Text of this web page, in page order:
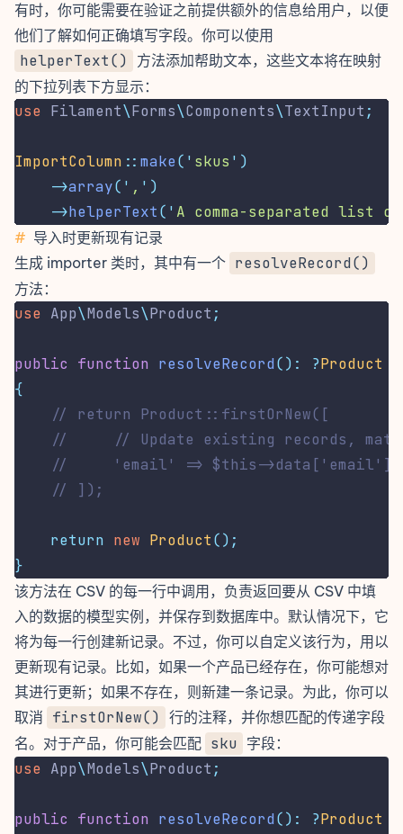
有时，你可能需要在验证之前提供额外的信息给用户，以便
他们了解如何正确填写字段。你可以使用
helperText()
方法添加帮助文本，这些文本将在映射
的下拉列表下方显示：
use Filament\Forms\Components\TextInput ;
ImportColumn :: make( ' skus ' )
->array( ' , ' )
->helperText( ' A comma-separated list of
# 导入时更新现有记录
生成 importer 类时，其中有一个 resolveRecord()
方法：
use App\Models\Product ;
public function resolveRecord(): ?Product
{
// return Product::firstOrNew([
//     // Update existing records,
//     'email' => $this->data['email'],
// ]);
return new Product();
}
该方法在 CSV 的每一行中调用，负责返回要从 CSV 中填
入的数据的模型实例，并保存到数据库中。默认情况下，它
将为每一行创建新记录。不过，你可以自定义该行为，用以
更新现有记录。比如，如果一个产品已经存在，你可能想对
其进行更新；如果不存在，则新建一条记录。为此，你可以
取消 firstOrNew() 行的注释，并你想匹配的传递字段
名。对于产品，你可能会匹配 sku 字段：
use App\Models\Product ;
public function resolveRecord(): ?Product